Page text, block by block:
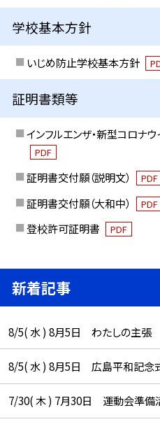
学校基本方針
いじめ防止学校基本方針
証明書類等
インフルエンザ・新型コロ
PDF
証明書交付願（説明文） PDF
証明書交付願（大和中） PDF
登校許可証明書 PDF
新着記事
8/5( 水 ) 8月5日 わたしの主張
8/5( 水 ) 8月5日 広島平和記
7/30( 木 ) 7月30日 運動会準備